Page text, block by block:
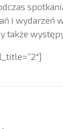
i wydarzeń
także